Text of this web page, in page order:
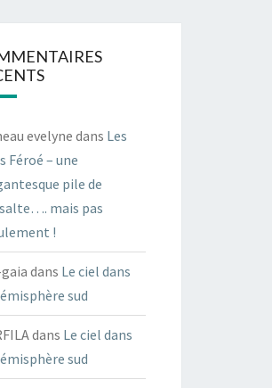
evelyne dans Les
Féroé – une
pile de
mais pas
!
dans Le ciel dans
sud
dans Le ciel dans
sud